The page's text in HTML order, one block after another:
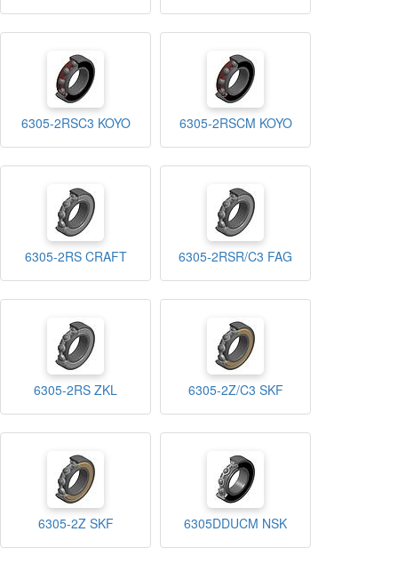
6305-2RSC3 KOYO 6305-2RSCM KOYO
6305-2RS CRAFT 6305-2RSR/C3 FAG
6305-2RS ZKL 6305-2Z/C3 SKF
6305-2Z SKF 6305DDUCM NSK